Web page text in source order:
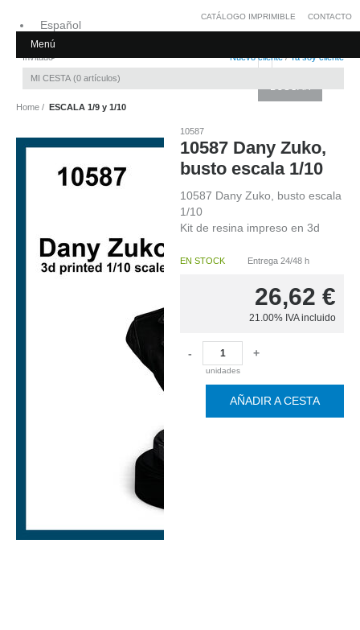
Español
Invitado Nuevo cliente/Ya soy cliente
MI CESTA 0 artículos
CATÁLOGO IMPRIMIBLE CONTACTO
Menú
Home ESCALA 1/9 y 1/10
10587
10587 Dany Zuko,
busto escala 1/10
10587 Dany Zuko, busto escala
1/10
Kit de resina impreso en 3d
EN STOCK Entrega 24/48 h
26,62 €
21.00% IVA incluido
-
unidades
+
AÑADIR A CESTA